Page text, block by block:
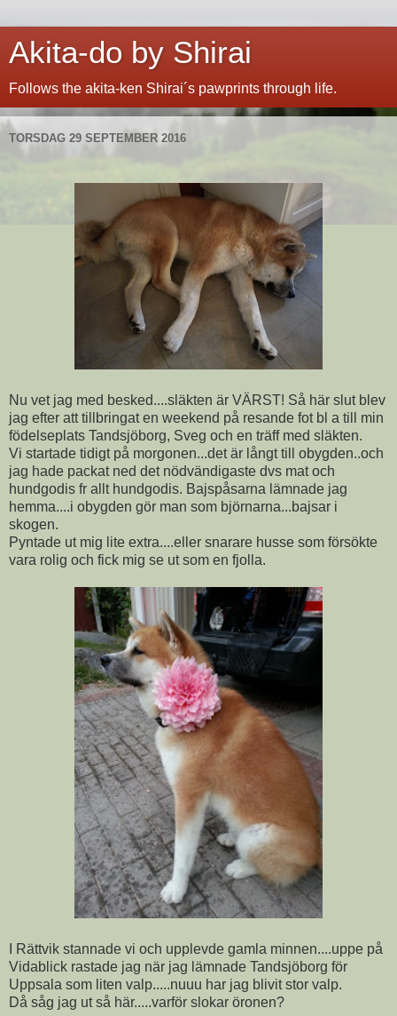
Akita-do by Shirai
Follows the akita-ken Shirai´s pawprints through life.
TORSDAG 29 SEPTEMBER 2016
Nu vet jag med besked....släkten är VÄRST! Så här slut blev
jag efter att tillbringat en weekend på resande fot bl a till min
födelseplats Tandsjöborg, Sveg och en träff med släkten.
Vi startade tidigt på morgonen...det är långt till obygden..och
jag hade packat ned det nödvändigaste dvs mat och
hundgodis fr allt hundgodis. Bajspåsarna lämnade jag
hemma....i obygden gör man som björnarna...bajsar i
skogen.
Pyntade ut mig lite extra....eller snarare husse som försökte
vara rolig och fick mig se ut som en fjolla.
I Rättvik stannade vi och upplevde gamla minnen....uppe på
Vidablick rastade jag när jag lämnade Tandsjöborg för
Uppsala som liten valp.....nuuu har jag blivit stor valp.
Då såg jag ut så här.....varför slokar öronen?